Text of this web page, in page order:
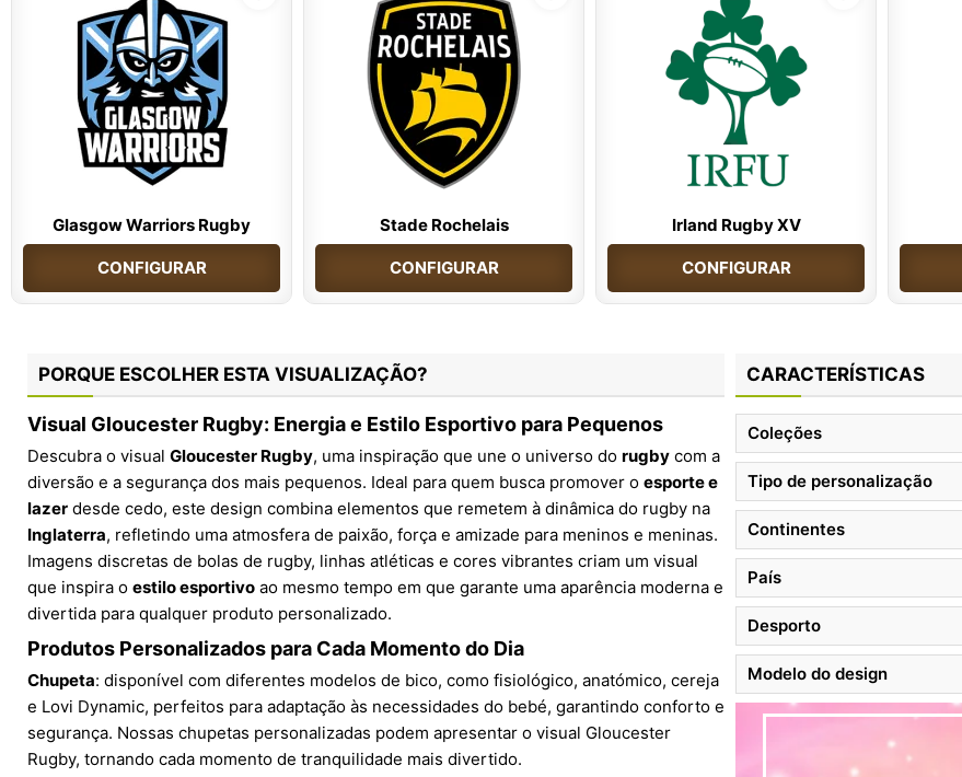
Glasgow Warriors Rugby
CONFIGURAR
Stade Rochelais
CONFIGURAR
Irland Rugby XV
CONFIGURAR
PORQUE ESCOLHER ESTA VISUALIZAÇÃO?
Visual Gloucester Rugby: Energia e Estilo Esportivo para Pequenos
Descubra o visual Gloucester Rugby, uma inspiração que une o universo do rugby com a
diversão e a segurança dos mais pequenos. Ideal para quem busca promover o esporte e
lazer desde cedo, este design combina elementos que remetem à dinâmica do rugby na
Inglaterra, refletindo uma atmosfera de paixão, força e amizade para meninos e meninas.
Imagens discretas de bolas de rugby, linhas atléticas e cores vibrantes criam um visual
que inspira o estilo esportivo ao mesmo tempo em que garante uma aparência moderna e
divertida para qualquer produto personalizado.
Produtos Personalizados para Cada Momento do Dia
Chupeta: disponível com diferentes modelos de bico, como fisiológico, anatómico, cereja
e Lovi Dynamic, perfeitos para adaptação às necessidades do bebé, garantindo conforto e
segurança. Nossas chupetas personalizadas podem apresentar o visual Gloucester
Rugby, tornando cada momento de tranquilidade mais divertido.
CARACTERÍSTICAS
Coleções
Tipo de personalização
Continentes
País
Desporto
Modelo do design